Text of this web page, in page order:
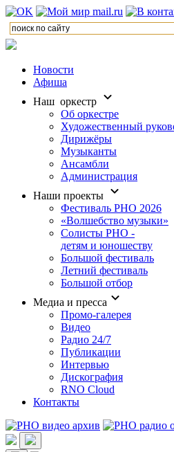
Новости
Афиша
Наш оркестр
Об оркестре
Художественный
Дирижёры
Музыканты
Ансамбли
Администрация
Наши проекты
Фестиваль РНО 2026
«Волшебство музыки»
Солисты РНО -
детям и юношеству
Большой фестиваль
Летний фестиваль
Большой отбор
Медиа и пресса
Промо-галерея
Видео
Радио 24/7
Публикации
Интервью
Дискография
RNO Cloud
Контакты